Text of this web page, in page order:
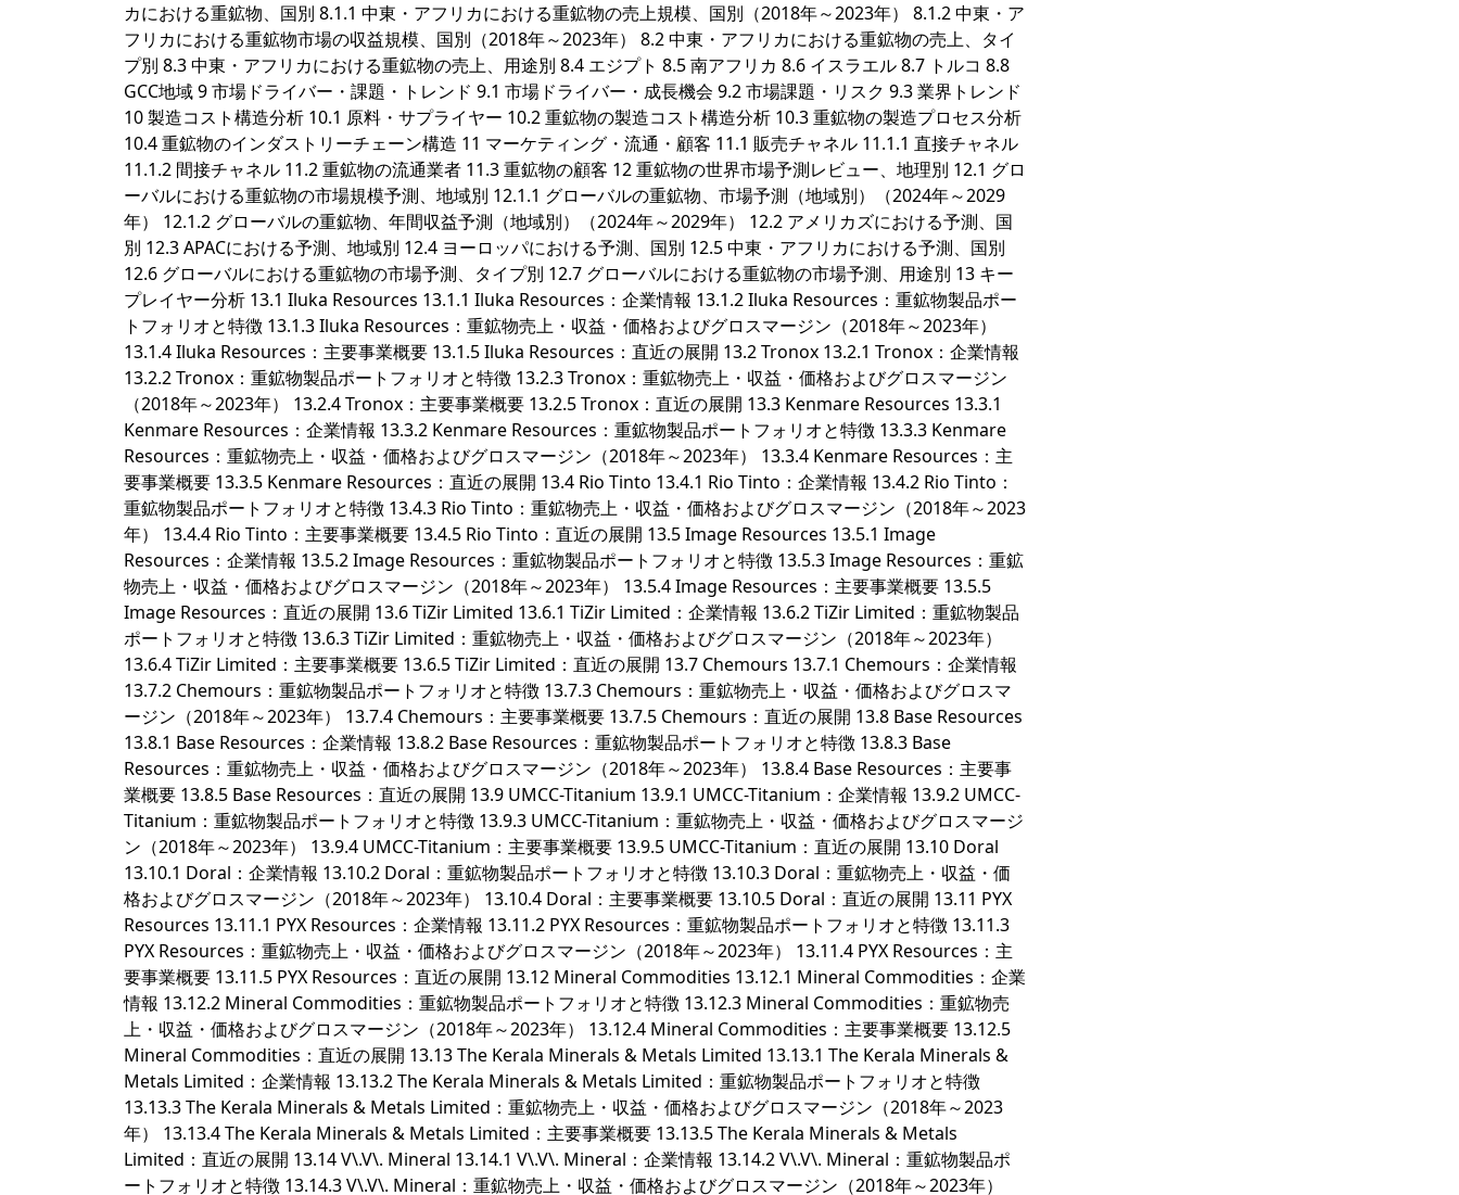
カにおける重鉱物、国別 8.1.1 中東・アフリカにおける重鉱物の売上規模、国別（2018年～2023年） 8.1.2 中東・ア
フリカにおける重鉱物市場の収益規模、国別（2018年～2023年） 8.2 中東・アフリカにおける重鉱物の売上、タイ
プ別 8.3 中東・アフリカにおける重鉱物の売上、用途別 8.4 エジプト 8.5 南アフリカ 8.6 イスラエル 8.7 トルコ 8.8
GCC地域 9 市場ドライバー・課題・トレンド 9.1 市場ドライバー・成長機会 9.2 市場課題・リスク 9.3 業界トレンド
10 製造コスト構造分析 10.1 原料・サプライヤー 10.2 重鉱物の製造コスト構造分析 10.3 重鉱物の製造プロセス分析
10.4 重鉱物のインダストリーチェーン構造 11 マーケティング・流通・顧客 11.1 販売チャネル 11.1.1 直接チャネル
11.1.2 間接チャネル 11.2 重鉱物の流通業者 11.3 重鉱物の顧客 12 重鉱物の世界市場予測レビュー、地理別 12.1 グロ
ーバルにおける重鉱物の市場規模予測、地域別 12.1.1 グローバルの重鉱物、市場予測（地域別）（2024年～2029
年） 12.1.2 グローバルの重鉱物、年間収益予測（地域別）（2024年～2029年） 12.2 アメリカズにおける予測、国
別 12.3 APACにおける予測、地域別 12.4 ヨーロッパにおける予測、国別 12.5 中東・アフリカにおける予測、国別
12.6 グローバルにおける重鉱物の市場予測、タイプ別 12.7 グローバルにおける重鉱物の市場予測、用途別 13 キー
プレイヤー分析 13.1 Iluka Resources 13.1.1 Iluka Resources：企業情報 13.1.2 Iluka Resources：重鉱物製品ポー
トフォリオと特徴 13.1.3 Iluka Resources：重鉱物売上・収益・価格およびグロスマージン（2018年～2023年）
13.1.4 Iluka Resources：主要事業概要 13.1.5 Iluka Resources：直近の展開 13.2 Tronox 13.2.1 Tronox：企業情報
13.2.2 Tronox：重鉱物製品ポートフォリオと特徴 13.2.3 Tronox：重鉱物売上・収益・価格およびグロスマージン
（2018年～2023年） 13.2.4 Tronox：主要事業概要 13.2.5 Tronox：直近の展開 13.3 Kenmare Resources 13.3.1
Kenmare Resources：企業情報 13.3.2 Kenmare Resources：重鉱物製品ポートフォリオと特徴 13.3.3 Kenmare
Resources：重鉱物売上・収益・価格およびグロスマージン（2018年～2023年） 13.3.4 Kenmare Resources：主
要事業概要 13.3.5 Kenmare Resources：直近の展開 13.4 Rio Tinto 13.4.1 Rio Tinto：企業情報 13.4.2 Rio Tinto：
重鉱物製品ポートフォリオと特徴 13.4.3 Rio Tinto：重鉱物売上・収益・価格およびグロスマージン（2018年～2023
年） 13.4.4 Rio Tinto：主要事業概要 13.4.5 Rio Tinto：直近の展開 13.5 Image Resources 13.5.1 Image
Resources：企業情報 13.5.2 Image Resources：重鉱物製品ポートフォリオと特徴 13.5.3 Image Resources：重鉱
物売上・収益・価格およびグロスマージン（2018年～2023年） 13.5.4 Image Resources：主要事業概要 13.5.5
Image Resources：直近の展開 13.6 TiZir Limited 13.6.1 TiZir Limited：企業情報 13.6.2 TiZir Limited：重鉱物製品
ポートフォリオと特徴 13.6.3 TiZir Limited：重鉱物売上・収益・価格およびグロスマージン（2018年～2023年）
13.6.4 TiZir Limited：主要事業概要 13.6.5 TiZir Limited：直近の展開 13.7 Chemours 13.7.1 Chemours：企業情報
13.7.2 Chemours：重鉱物製品ポートフォリオと特徴 13.7.3 Chemours：重鉱物売上・収益・価格およびグロスマ
ージン（2018年～2023年） 13.7.4 Chemours：主要事業概要 13.7.5 Chemours：直近の展開 13.8 Base Resources
13.8.1 Base Resources：企業情報 13.8.2 Base Resources：重鉱物製品ポートフォリオと特徴 13.8.3 Base
Resources：重鉱物売上・収益・価格およびグロスマージン（2018年～2023年） 13.8.4 Base Resources：主要事
業概要 13.8.5 Base Resources：直近の展開 13.9 UMCC-Titanium 13.9.1 UMCC-Titanium：企業情報 13.9.2 UMCC-
Titanium：重鉱物製品ポートフォリオと特徴 13.9.3 UMCC-Titanium：重鉱物売上・収益・価格およびグロスマージ
ン（2018年～2023年） 13.9.4 UMCC-Titanium：主要事業概要 13.9.5 UMCC-Titanium：直近の展開 13.10 Doral
13.10.1 Doral：企業情報 13.10.2 Doral：重鉱物製品ポートフォリオと特徴 13.10.3 Doral：重鉱物売上・収益・価
格およびグロスマージン（2018年～2023年） 13.10.4 Doral：主要事業概要 13.10.5 Doral：直近の展開 13.11 PYX
Resources 13.11.1 PYX Resources：企業情報 13.11.2 PYX Resources：重鉱物製品ポートフォリオと特徴 13.11.3
PYX Resources：重鉱物売上・収益・価格およびグロスマージン（2018年～2023年） 13.11.4 PYX Resources：主
要事業概要 13.11.5 PYX Resources：直近の展開 13.12 Mineral Commodities 13.12.1 Mineral Commodities：企業
情報 13.12.2 Mineral Commodities：重鉱物製品ポートフォリオと特徴 13.12.3 Mineral Commodities：重鉱物売
上・収益・価格およびグロスマージン（2018年～2023年） 13.12.4 Mineral Commodities：主要事業概要 13.12.5
Mineral Commodities：直近の展開 13.13 The Kerala Minerals & Metals Limited 13.13.1 The Kerala Minerals &
Metals Limited：企業情報 13.13.2 The Kerala Minerals & Metals Limited：重鉱物製品ポートフォリオと特徴
13.13.3 The Kerala Minerals & Metals Limited：重鉱物売上・収益・価格およびグロスマージン（2018年～2023
年） 13.13.4 The Kerala Minerals & Metals Limited：主要事業概要 13.13.5 The Kerala Minerals & Metals
Limited：直近の展開 13.14 V\.V\. Mineral 13.14.1 V\.V\. Mineral：企業情報 13.14.2 V\.V\. Mineral：重鉱物製品ポ
ートフォリオと特徴 13.14.3 V\.V\. Mineral：重鉱物売上・収益・価格およびグロスマージン（2018年～2023年）